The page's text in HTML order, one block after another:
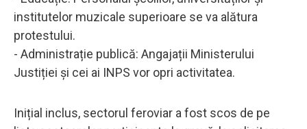
institutelor muzicale superioare se va alătura
protestului.
- Administrație publică: Angajații Ministerului
Justiției și cei ai INPS vor opri activitatea.
Inițial inclus, sectorul feroviar a fost scos de pe